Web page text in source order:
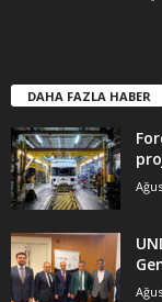
DAHA FAZLA HABER